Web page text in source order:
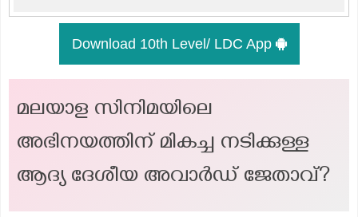
Download 10th Level/ LDC App
മലയാള സിനിമയിലെ
അഭിനയത്തിന് മികച്ച നടിക്കുള്ള
ആദ്യ ദേശീയ അവാർഡ് ജേതാവ്?